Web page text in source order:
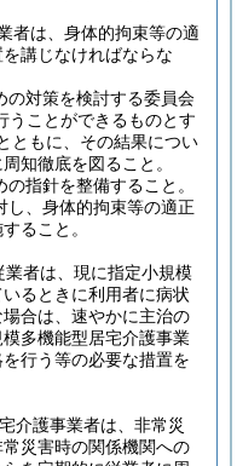
者は、身体的拘束等の適
講じなければならな
の対策を検討する委員会
うことができるものとす
ともに、その結果につい
知徹底を図ること。
指針を整備すること。
し、身体的拘束等の適正
ること。
者は、現に指定小規模
るときに利用者に病状
合は、速やかに主治の
多機能型居宅介護事業
行う等の必要な措置を
介護事業者は、非常災
災害時の関係機関への